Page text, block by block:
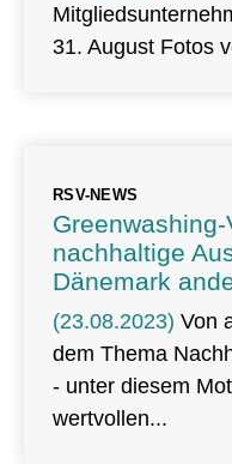
31. August Fotos
RSV-NEWS
nachhaltige
Dänemark
(23.08.2023) Von
dem Thema
- unter diesem
wertvollen